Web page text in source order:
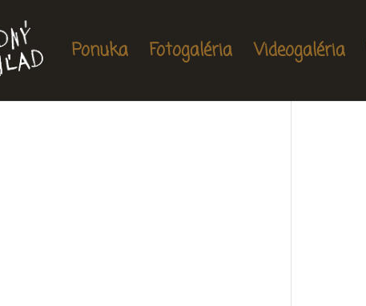
Ponuka Fotogaléria Videogaléria